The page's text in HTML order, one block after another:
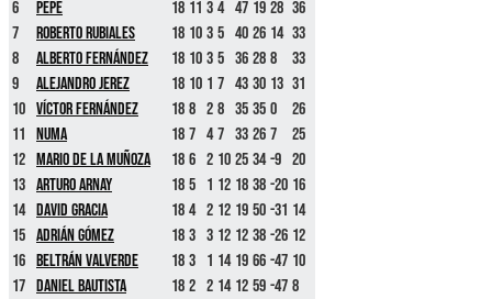
6
Pepe 18 11 3 4 47 19 28 36
7
Roberto Rubiales 18 10 3 5 40 26 14 33
8
Alberto Fernández 18 10 3 5 36 28 8
33
9
Alejandro Jerez 18 10 1 7 43 30 13 31
10 Víctor Fernández 18 8 2 8 35 35 0
26
11 Numa 18 7 4 7 33 26 7
25
12 Mario De La Muñoza 18 6 2 10 25 34 -9 20
13 Arturo Arnay 18 5 1 12 18 38 -20 16
14 David Gracia 18 4 2 12 19 50 -31 14
15 Adrián Gómez 18 3 3 12 12 38 -26 12
16 Beltrán Valverde 18 3 1 14 19 66 -47 10
17 Daniel Bautista 18 2 2 14 12 59 -47 8